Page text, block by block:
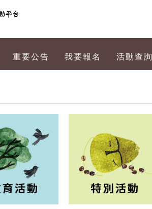
重要公告 我要報名 活動查詢